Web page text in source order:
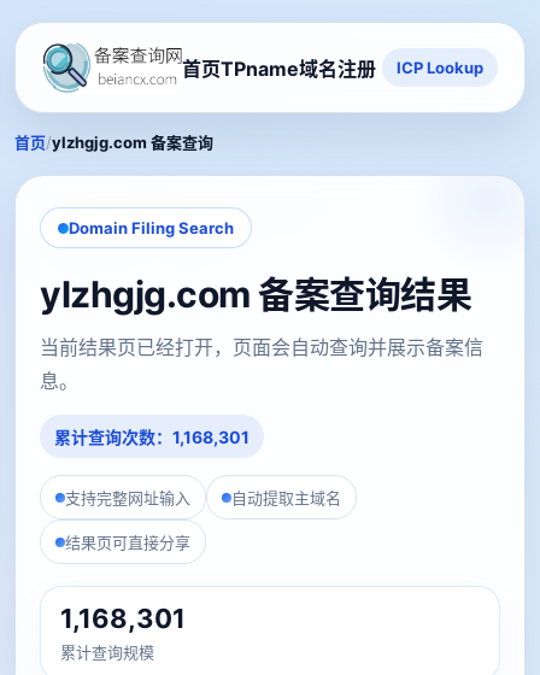
首页TPname域名注册 ICP Lookup
首页/ylzhgjg.com 备案查询
Domain Filing Search
ylzhgjg.com 备案查询结果
当前结果页已经打开，页面会自动查询并展示备案信
息。
累计查询次数：1,168,301
支持完整网址输入 自动提取主域名
结果页可直接分享
1,168,301
累计查询规模